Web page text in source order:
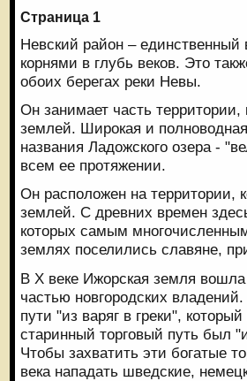
Страница 1
Невский район – единственный
корнями в глубь веков. Это
обоих берегах реки Невы.
Он занимает часть
землей. Широкая и
названия Ладожского озера -
всем ее протяжении.
Он расположен на территории,
землей. С древних времен
которых самым
землях поселились славяне,
В X веке Ижорская земля вошла
частью новгородских
пути "из варяг в греки",
старинный торговый путь был
Чтобы захватить эти богатые
века нападать шведские,